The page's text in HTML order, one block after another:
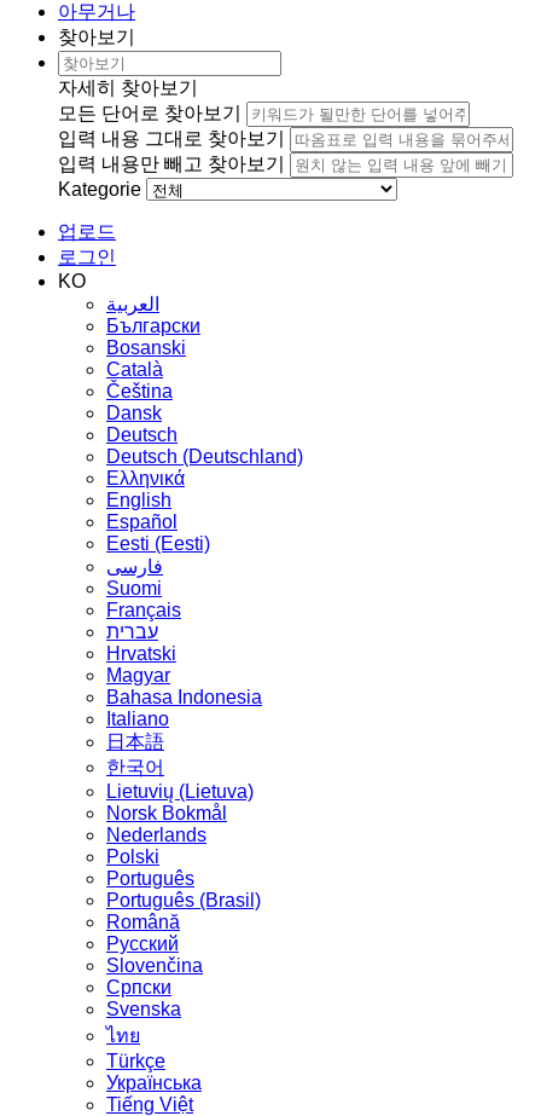
아무거나
찾아보기
자세히 찾아보기
모든 단어로 찾아보기
입력 내용 그대로 찾아보기
입력 내용만 빼고 찾아보기
Kategorie
업로드
로그인
KO
العربية
Български
Bosanski
Сatalà
Čeština
Dansk
Deutsch
Deutsch (Deutschland)
Ελληνικά
English
Español
Eesti (Eesti)
فارسی
Suomi
Français
עברית
Hrvatski
Magyar
Bahasa Indonesia
Italiano
日本語
한국어
Lietuvių (Lietuva)
‪Norsk Bokmål‬
Nederlands
Polski
Português
Português (Brasil)
Română
Русский
Slovenčina
Српски
Svenska
ไทย
Türkçe
Українська
Tiếng Việt